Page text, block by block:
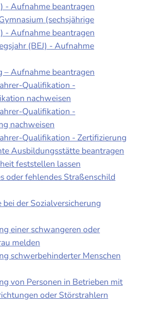
- Aufnahme beantragen
(sechsjährige
- Aufnahme beantragen
(BEJ) - Aufnahme
– Aufnahme beantragen
Qualifikation -
nachweisen
Qualifikation -
nachweisen
Qualifikation - Zertifizierung
Ausbildungsstätte beantragen
feststellen lassen
oder fehlendes Straßenschild
der Sozialversicherung
einer schwangeren oder
melden
schwerbehinderter Menschen
von Personen in Betrieben mit
oder Störstrahlern